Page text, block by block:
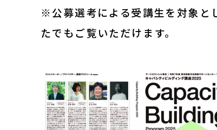
日本語
About ARTNOTO
やさしい日本語
※公募選考による受講生を対象と
たでもご覧いただけます。